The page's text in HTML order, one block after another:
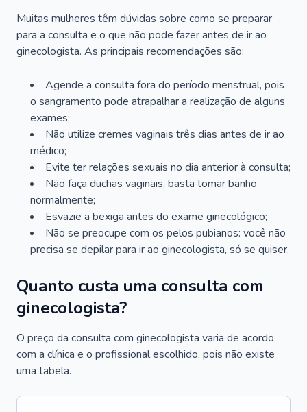
Muitas mulheres têm dúvidas sobre como se preparar
para a consulta e o que não pode fazer antes de ir ao
ginecologista. As principais recomendações são:
Agende a consulta fora do período menstrual, pois
o sangramento pode atrapalhar a realização de alguns
exames;
Não utilize cremes vaginais três dias antes de ir ao
médico;
Evite ter relações sexuais no dia anterior à consulta;
Não faça duchas vaginais, basta tomar banho
normalmente;
Esvazie a bexiga antes do exame ginecológico;
Não se preocupe com os pelos pubianos: você não
precisa se depilar para ir ao ginecologista, só se quiser.
Quanto custa uma consulta com
ginecologista?
O preço da consulta com ginecologista varia de acordo
com a clínica e o profissional escolhido, pois não existe
uma tabela.